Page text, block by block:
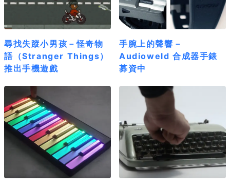
尋找失蹤小男孩－怪奇物
語（Stranger Things）
推出手機遊戲
手腕上的聲響－
Audioweld 合成器手錶
募資中